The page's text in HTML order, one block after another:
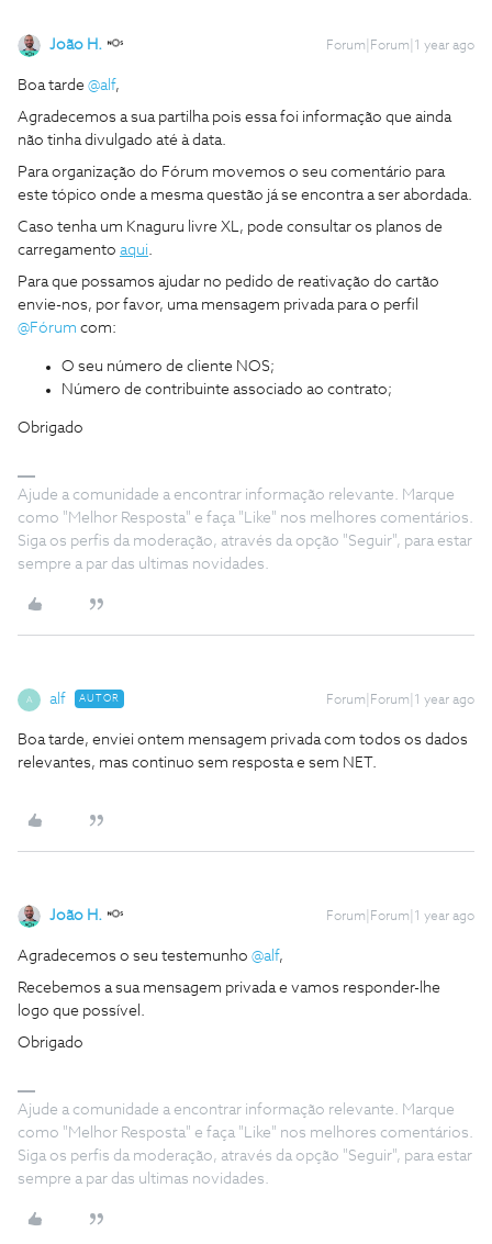
João H. Forum|Forum|1 year ago
Boa tarde @alf,
Agradecemos a sua partilha pois essa foi informação que ainda
não tinha divulgado até à data.
Para organização do Fórum movemos o seu comentário para
este tópico onde a mesma questão já se encontra a ser abordada.
Caso tenha um Knaguru livre XL, pode consultar os planos de
carregamento aqui.
Para que possamos ajudar no pedido de reativação do cartão
envie-nos, por favor, uma mensagem privada para o perfil
@Fórum com:
O seu número de cliente NOS;
Número de contribuinte associado ao contrato;
Obrigado
Ajude a comunidade a encontrar informação relevante. Marque
como "Melhor Resposta" e faça "Like" nos melhores comentários.
Siga os perfis da moderação, através da opção "Seguir", para estar
sempre a par das ultimas novidades.
A alf AUTOR Forum|Forum|1 year ago
Boa tarde, enviei ontem mensagem privada com todos os dados
relevantes, mas continuo sem resposta e sem NET.
João H. Forum|Forum|1 year ago
Agradecemos o seu testemunho @alf,
Recebemos a sua mensagem privada e vamos responder-lhe
logo que possível.
Obrigado
Ajude a comunidade a encontrar informação relevante. Marque
como "Melhor Resposta" e faça "Like" nos melhores comentários.
Siga os perfis da moderação, através da opção "Seguir", para estar
sempre a par das ultimas novidades.